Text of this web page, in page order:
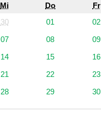
Mi Do Fr
30 01 02
07 08 09
14 15 16
21 22 23
28 29 30